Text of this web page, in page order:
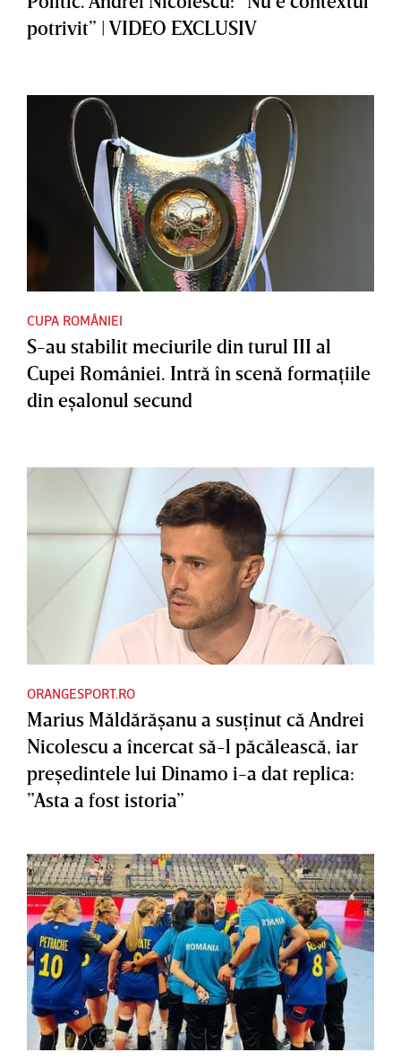
potrivit” | VIDEO EXCLUSIV
CUPA ROMÂNIEI
S-au stabilit meciurile din turul III al
Cupei României. Intră în scenă formaţiile
din eşalonul secund
ORANGESPORT.RO
Marius Măldărăşanu a susţinut că Andrei
Nicolescu a încercat să-l păcălească, iar
preşedintele lui Dinamo i-a dat replica:
”Asta a fost istoria”